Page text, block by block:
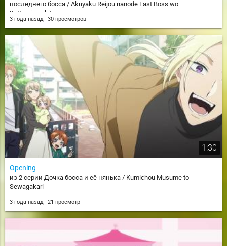
последнего босса / Akuyaku Reijou nanode Last Boss wo
Kattemimashita
3 года назад 30 просмотров
1:30
Opening
из 2 серии Дочка босса и её нянька / Kumichou Musume to
Sewagakari
3 года назад 21 просмотр